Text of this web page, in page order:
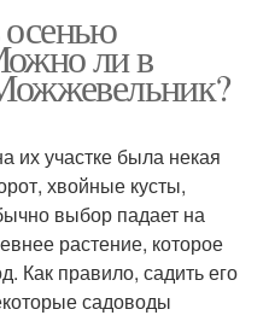
ли в
их участке была некая
хвойные кусты,
выбор падает на
растение, которое
Как правило, садить его
садоводы